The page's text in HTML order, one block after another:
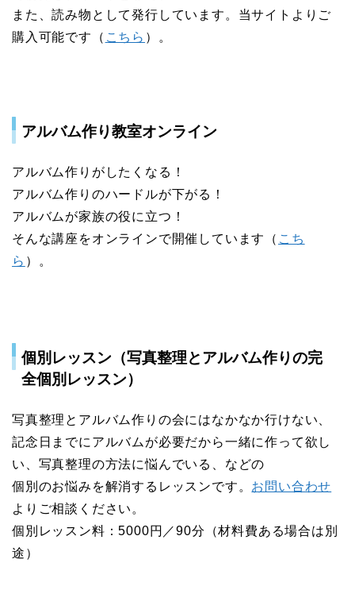
また、読み物として発行しています。当サイトよりご
購入可能です（ こちら ）。
アルバム作り教室オンライン
アルバム作りがしたくなる！
アルバム作りのハードルが下がる！
アルバムが家族の役に立つ！
そんな講座をオンラインで開催しています（ こち
ら ）。
個別レッスン（写真整理とアルバム作りの完
全個別レッスン）
写真整理とアルバム作りの会にはなかなか行けない、
記念日までにアルバムが必要だから一緒に作って欲し
い、写真整理の方法に悩んでいる、などの
個別のお悩みを解消するレッスンです。 お問い合わせ
よりご相談ください。
個別レッスン料：5000円／90分（材料費ある場合は別
途）